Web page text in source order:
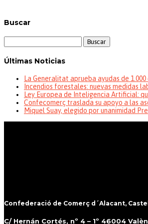
Buscar
Últimas Noticias
La Generalitat aprueba ayudas de
Incendios forestales: nuevas medidas
Ley Europea de Inteligencia Artificial:
Confecomerç traslada su apoyo a las
Miquel Suay, elegido por unanimidad
Confederació de Comerç d´Alacant,
C/ Hernán Cortés, nº 4 – 1º 46004